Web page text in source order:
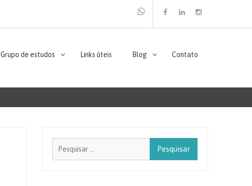
Grupo de estudos Links úteis Blog Contato